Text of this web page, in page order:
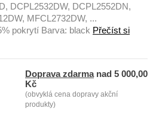
DCPL2532DW, DCPL2552DN,
MFCL2732DW, ...
pokrytí Barva: black Přečíst si
Doprava zdarmanad 5 000,00
Kč
(obvyklá cena dopravy akční
produkty)